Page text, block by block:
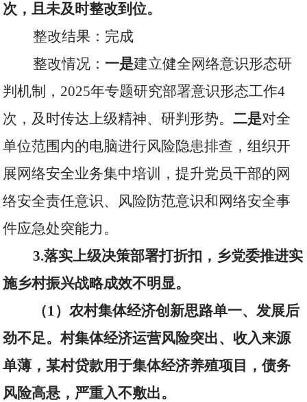
次，且未及时整改到位。
整改结果：完成
整改情况： 一是建立健全网络意识形态研
判机制， 2025年专题研究部署意识形态工作4
次，及时传达上级精神、研判形势。二是对全
单位范围内的电脑进行风险隐患排查，组织开
展网络安全业务集中培训，提升党员干部的网
络安全责任意识、风险防范意识和网络安全事
件应急处突能力。
3.落实上级决策部署打折扣，乡党委推进实
施乡村振兴战略成效不明显。
（1）农村集体经济创新思路单一、发展后
劲不足。村集体经济运营风险突出、收入来源
单薄，某村贷款用于集体经济养殖项目，债务
风险高悬，严重入不敷出。